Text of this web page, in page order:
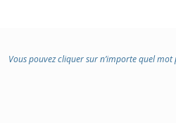
Vous pouvez cliquer sur n’importe quel